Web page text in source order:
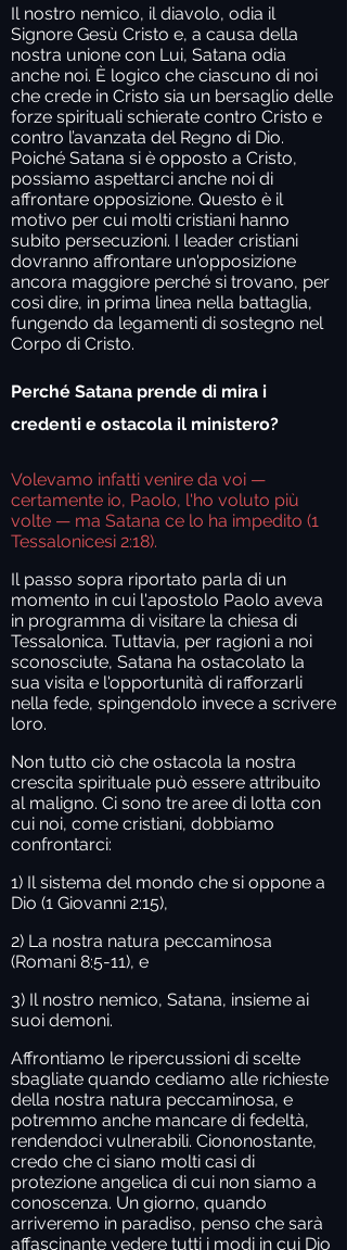
Il nostro nemico, il diavolo, odia il
Signore Gesù Cristo e, a causa della
nostra unione con Lui, Satana odia
anche noi. È logico che ciascuno di noi
che crede in Cristo sia un bersaglio delle
forze spirituali schierate contro Cristo e
contro l’avanzata del Regno di Dio.
Poiché Satana si è opposto a Cristo,
possiamo aspettarci anche noi di
affrontare opposizione. Questo è il
motivo per cui molti cristiani hanno
subito persecuzioni. I leader cristiani
dovranno affrontare un'opposizione
ancora maggiore perché si trovano, per
così dire, in prima linea nella battaglia,
fungendo da legamenti di sostegno nel
Corpo di Cristo.
Perché Satana prende di mira i
credenti e ostacola il ministero?
Volevamo infatti venire da voi —
certamente io, Paolo, l'ho voluto più
volte — ma Satana ce lo ha impedito (1
Tessalonicesi 2:18).
Il passo sopra riportato parla di un
momento in cui l'apostolo Paolo aveva
in programma di visitare la chiesa di
Tessalonica. Tuttavia, per ragioni a noi
sconosciute, Satana ha ostacolato la
sua visita e l'opportunità di rafforzarli
nella fede, spingendolo invece a scrivere
loro.
Non tutto ciò che ostacola la nostra
crescita spirituale può essere attribuito
al maligno. Ci sono tre aree di lotta con
cui noi, come cristiani, dobbiamo
confrontarci:
1) Il sistema del mondo che si oppone a
Dio (1 Giovanni 2:15),
2) La nostra natura peccaminosa
(Romani 8:5-11), e
3) Il nostro nemico, Satana, insieme ai
suoi demoni.
Affrontiamo le ripercussioni di scelte
sbagliate quando cediamo alle richieste
della nostra natura peccaminosa, e
potremmo anche mancare di fedeltà,
rendendoci vulnerabili. Ciononostante,
credo che ci siano molti casi di
protezione angelica di cui non siamo a
conoscenza. Un giorno, quando
arriveremo in paradiso, penso che sarà
affascinante vedere tutti i modi in cui Dio